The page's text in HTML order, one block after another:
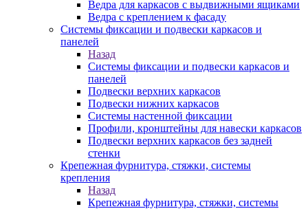
Ведра для каркасов с выдвижными ящиками
Ведра с креплением к фасаду
Системы фиксации и подвески каркасов и
панелей
Назад
Системы фиксации и подвески каркасов и
панелей
Подвески верхних каркасов
Подвески нижних каркасов
Системы настенной фиксации
Профили, кронштейны для навески каркасов
Подвески верхних каркасов без задней
стенки
Крепежная фурнитура, стяжки, системы
крепления
Назад
Крепежная фурнитура, стяжки, системы